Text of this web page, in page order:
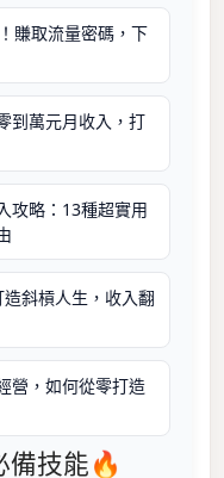
賺取流量密碼，下
到萬元月收入，打
攻略：13種超實用
造斜槓人生，收入翻
營，如何從零打造
備技能🔥